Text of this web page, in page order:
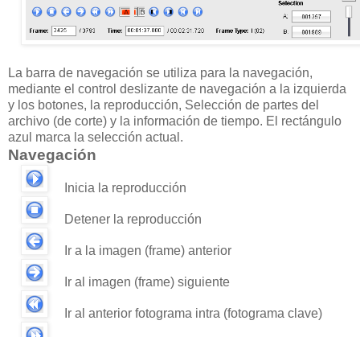
La barra de navegación se utiliza para la navegación,
mediante el control deslizante de navegación a la izquierda
y los botones, la reproducción, Selección de partes del
archivo (de corte) y la información de tiempo. El rectángulo
azul marca la selección actual.
Navegación
Inicia la reproducción
Detener la reproducción
Ir a la imagen (frame) anterior
Ir al imagen (frame) siguiente
Ir al anterior fotograma intra (fotograma clave)